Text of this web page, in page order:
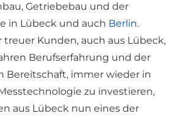
Getriebebau und der
in Lübeck und auch Berlin.
treuer Kunden, auch aus Lübeck,
Berufserfahrung und der
Bereitschaft, immer wieder in
zu investieren,
aus Lübeck nun eines der